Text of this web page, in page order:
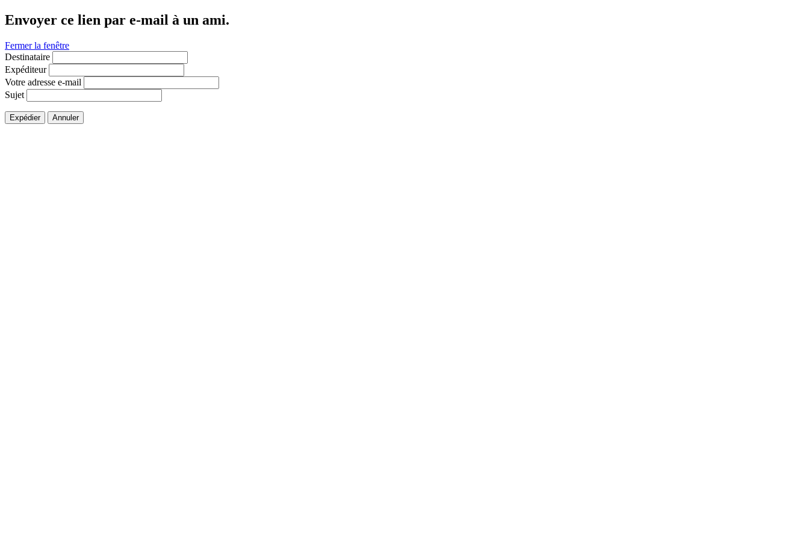
Envoyer ce lien par e-mail à un ami.
Fermer la fenêtre
Destinataire
Expéditeur
Votre adresse e-mail
Sujet
Expédier Annuler